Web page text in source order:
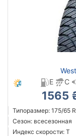
E
C
1565
Типоразмер: 175/65
Сезон: всесезонная
Индекс скорости: T